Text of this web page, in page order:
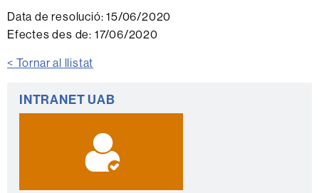
Data de resolució:15/06/2020
Efectes des de: 17/06/2020
< Tornar al llistat
Informació
complementària
INTRANET UAB